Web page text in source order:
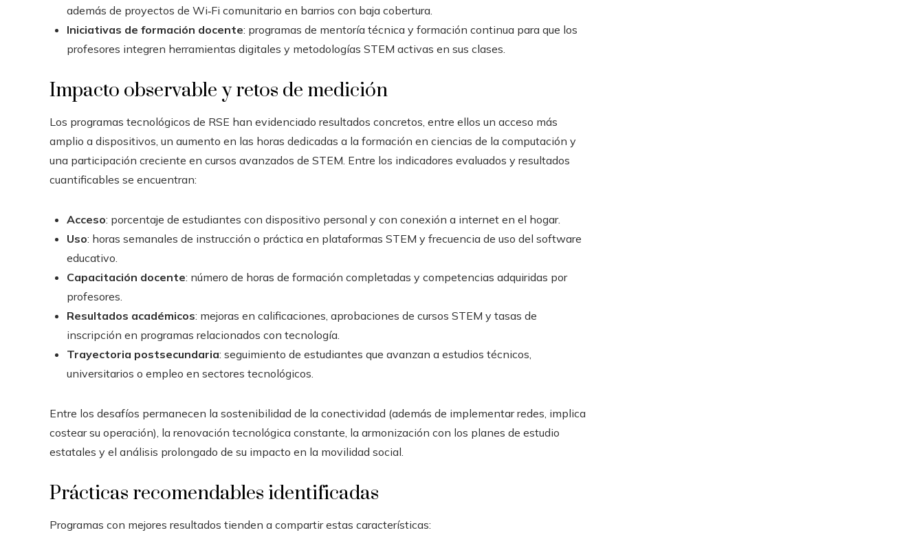
además de proyectos de Wi‑Fi comunitario en barrios con baja cobertura.
Iniciativas de formación docente: programas de mentoría técnica y formación continua para que los
profesores integren herramientas digitales y metodologías STEM activas en sus clases.
Impacto observable y retos de medición
Los programas tecnológicos de RSE han evidenciado resultados concretos, entre ellos un acceso más
amplio a dispositivos, un aumento en las horas dedicadas a la formación en ciencias de la computación y
una participación creciente en cursos avanzados de STEM. Entre los indicadores evaluados y resultados
cuantificables se encuentran:
Acceso: porcentaje de estudiantes con dispositivo personal y con conexión a internet en el hogar.
Uso: horas semanales de instrucción o práctica en plataformas STEM y frecuencia de uso del software
educativo.
Capacitación docente: número de horas de formación completadas y competencias adquiridas por
profesores.
Resultados académicos: mejoras en calificaciones, aprobaciones de cursos STEM y tasas de
inscripción en programas relacionados con tecnología.
Trayectoria postsecundaria: seguimiento de estudiantes que avanzan a estudios técnicos,
universitarios o empleo en sectores tecnológicos.
Entre los desafíos permanecen la sostenibilidad de la conectividad (además de implementar redes, implica
costear su operación), la renovación tecnológica constante, la armonización con los planes de estudio
estatales y el análisis prolongado de su impacto en la movilidad social.
Prácticas recomendables identificadas
Programas con mejores resultados tienden a compartir estas características: